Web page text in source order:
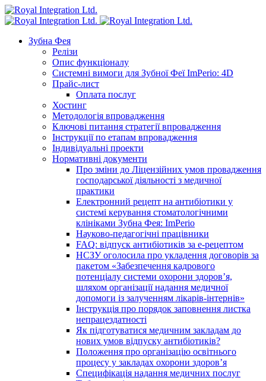
Зубна Фея
Релізи
Опис функціоналу
Системні вимоги для Зубної Феї ImPerio: 4D
Прайс-лист
Оплата послуг
Хостинг
Методологія впровадження
Ключові питання стратегії впровадження
Інструкції по етапам впровадження
Індивідуальні проекти
Нормативні документи
Про зміни до Ліцензійних умов провадження
господарської діяльності з медичної
практики
Електронний рецепт на антибіотики у
системі керування стоматологічними
клініками Зубна Фея: ImPerio
Науково-педагогічні працівники
FAQ: відпуск антибіотиків за е-рецептом
НСЗУ оголосила про укладення договорів за
пакетом «Забезпечення кадрового
потенціалу системи охорони здоров’я,
шляхом організації надання медичної
допомоги із залученням лікарів-інтернів»
Інструкція про порядок заповнення листка
непрацездатності
Як підготуватися медичним закладам до
нових умов відпуску антибіотиків?
Положення про організацію освітнього
процесу у закладах охорони здоров’я
Специфікація надання медичних послуг